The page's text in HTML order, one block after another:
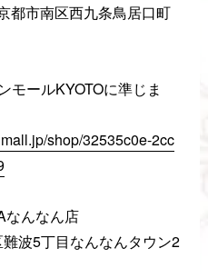
都市南区西九条鳥居口町
モールKYOTOに準じま
shop/32535c0e-2cc
んなん店
波5丁目なんなんタウン2